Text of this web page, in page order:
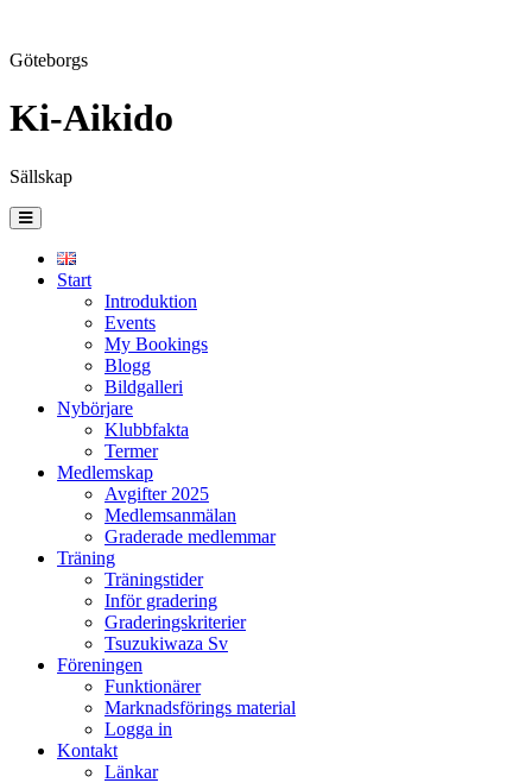
Göteborgs
Ki-Aikido
Sällskap
Skip
content
Start
Introduktion
Events
My Bookings
Blogg
Bildgalleri
Nybörjare
Klubbfakta
Termer
Medlemskap
Avgifter 2025
Medlemsanmälan
Graderade medlemmar
Träning
Träningstider
Inför gradering
Graderingskriterier
Tsuzukiwaza Sv
Föreningen
Funktionärer
Marknadsförings material
Logga in
Kontakt
Länkar